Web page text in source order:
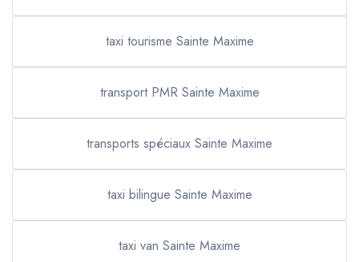
taxi tourisme Sainte Maxime
transport PMR Sainte Maxime
transports spéciaux Sainte Maxime
taxi bilingue Sainte Maxime
taxi van Sainte Maxime